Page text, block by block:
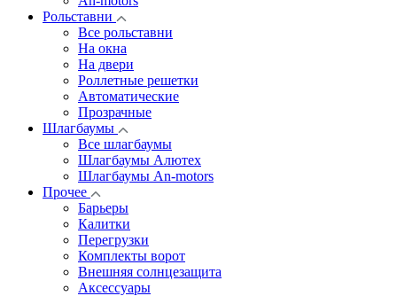
Рольставни
Все рольставни
На окна
На двери
Роллетные решетки
Автоматические
Прозрачные
Шлагбаумы
Все шлагбаумы
Шлагбаумы Алютех
Шлагбаумы An-motors
Прочее
Барьеры
Калитки
Перегрузки
Комплекты ворот
Внешняя солнцезащита
Аксессуары